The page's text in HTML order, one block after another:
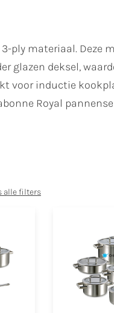
ply materiaal. Deze
glazen deksel,
voor inductie
Royal
alle filters